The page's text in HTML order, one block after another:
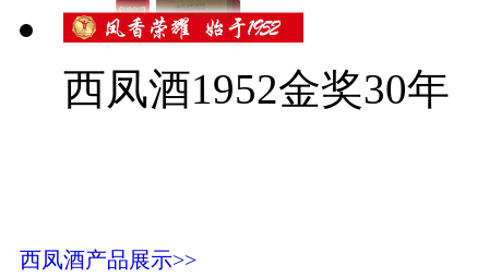
西凤酒1952金奖30年
西凤酒产品展示>>